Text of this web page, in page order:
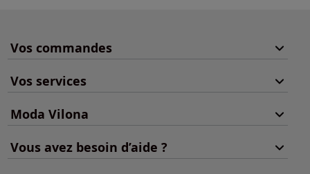
Vos commandes
Vos services
Moda Vilona
Vous avez besoin d’aide ?